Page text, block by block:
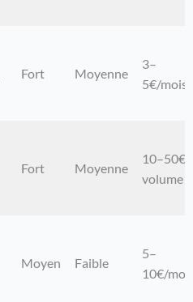
Fort Moyenne
3–
5€/
Fort Moyenne
10–50€/
volume
Moyen Faible
5–
10€/